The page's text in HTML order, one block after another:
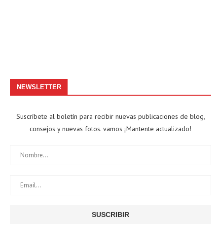
NEWSLETTER
Suscríbete al boletín para recibir nuevas publicaciones de blog,
consejos y nuevas fotos. vamos ¡Mantente actualizado!